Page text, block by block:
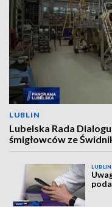
LUBLIN
Lubelska Rada
śmigłowców ze
LUBLIN